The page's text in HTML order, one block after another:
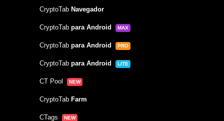
CryptoTab Navegador
CryptoTab para Android MAX
CryptoTab para Android PRO
CryptoTab para Android LITE
CT Pool NEW
CryptoTab Farm
CTags NEW